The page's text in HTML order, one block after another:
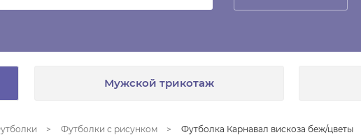
Мужской трикотаж
Футболки с рисунком Футболка Карнавал вискоза беж/цветы